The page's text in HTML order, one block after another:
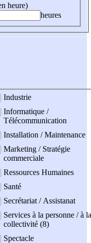
heure)
heures
Industrie
Informatique /
Télécommunication
Installation / Maintenance
Marketing / Stratégie
commerciale
Ressources Humaines
Santé
Secrétariat / Assistanat
Services à la personne / à la
collectivité (8)
Spectacle